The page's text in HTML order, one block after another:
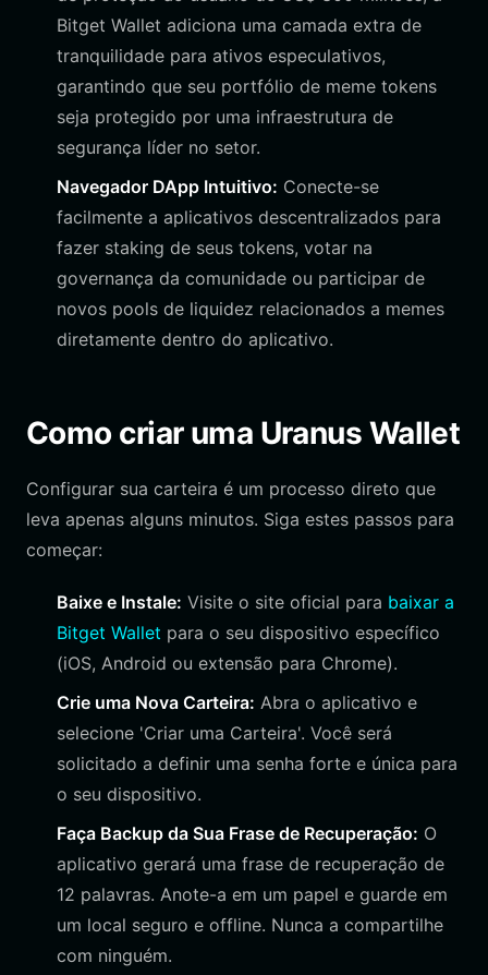
Bitget Wallet adiciona uma camada extra de
tranquilidade para ativos especulativos,
garantindo que seu portfólio de meme tokens
seja protegido por uma infraestrutura de
segurança líder no setor.
Navegador DApp Intuitivo: Conecte-se
facilmente a aplicativos descentralizados para
fazer staking de seus tokens, votar na
governança da comunidade ou participar de
novos pools de liquidez relacionados a memes
diretamente dentro do aplicativo.
Como criar uma Uranus Wallet
Configurar sua carteira é um processo direto que
leva apenas alguns minutos. Siga estes passos para
começar:
Baixe e Instale: Visite o site oficial para baixar a
Bitget Wallet para o seu dispositivo específico
(iOS, Android ou extensão para Chrome).
Crie uma Nova Carteira: Abra o aplicativo e
selecione 'Criar uma Carteira'. Você será
solicitado a definir uma senha forte e única para
o seu dispositivo.
Faça Backup da Sua Frase de Recuperação: O
aplicativo gerará uma frase de recuperação de
12 palavras. Anote-a em um papel e guarde em
um local seguro e offline. Nunca a compartilhe
com ninguém.